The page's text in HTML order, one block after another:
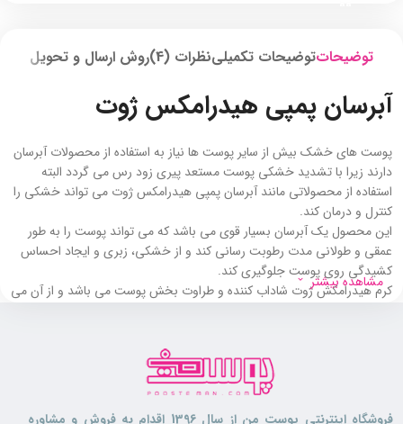
توضیحاتتوضیحات تکمیلینظرات (4) روش ارسال و تحویل
آبرسان پمپی هیدرامکس ژوت
پوست های خشک بیش از سایر پوست ها نیاز به استفاده از محصولات آبرسان
دارند زیرا با تشدید خشکی پوست مستعد پیری زود رس می گردد البته
استفاده از محصولاتی مانند آبرسان پمپی هیدرامکس ژوت می تواند خشکی را
کنترل و درمان کند.
این محصول یک آبرسان بسیار قوی می باشد که می تواند پوست را به طور
عمقی و طولانی مدت رطوبت رسانی کند و از خشکی، زبری و ایجاد احساس
کشیدگی روی پوست جلوگیری کند.
کرم هیدرامکش ژوت شاداب کننده و طراوت بخش پوست می باشد و از آن می
باشد، ترکیبات ضد التهابی موجود در این آبرسان از بروز حساسیت های پوستی
و علائمی چون سوزش، خارش و قرمزی پوست جلوگیری می کند.
کرم هیدرامکس ژوت فاقد پارابن و ترکیبات آسیب رسان می باشد و برای افراد
دارای پوست حساس نیز قابل استفاده می باشد.
مشاهده بیشتر
فروشگاه اینترنتی پوست من از سال 1396 اقدام به فروش و مشاوره